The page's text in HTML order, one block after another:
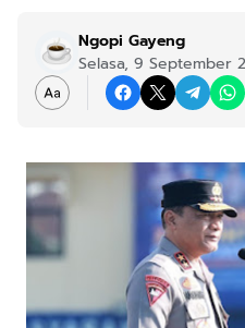
Ngopi Gayeng
Selasa, 9 September